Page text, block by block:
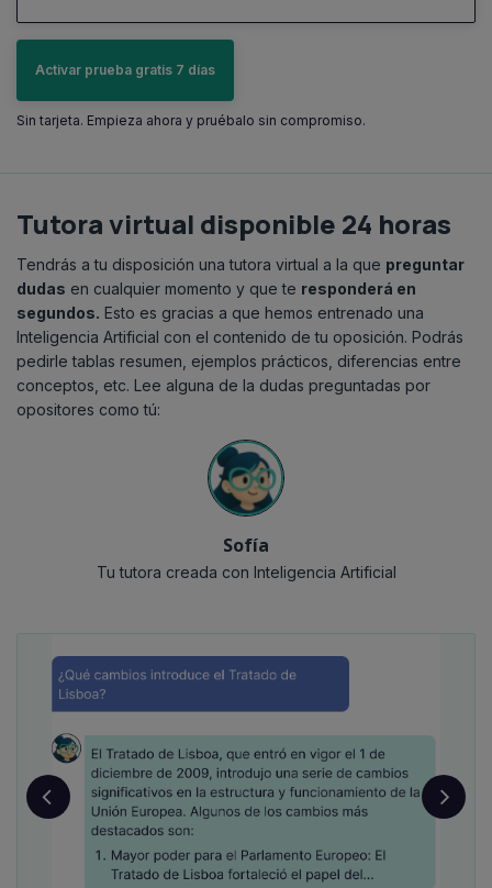
Activar prueba gratis 7 días
Sin tarjeta. Empieza ahora y pruébalo sin compromiso.
Tutora virtual disponible 24 horas
Tendrás a tu disposición una tutora virtual a la que preguntar
dudas en cualquier momento y que te responderá en
segundos. Esto es gracias a que hemos entrenado una
Inteligencia Artificial con el contenido de tu oposición. Podrás
pedirle tablas resumen, ejemplos prácticos, diferencias entre
conceptos, etc. Lee alguna de la dudas preguntadas por
opositores como tú:
Sofía
Tu tutora creada con Inteligencia Artificial